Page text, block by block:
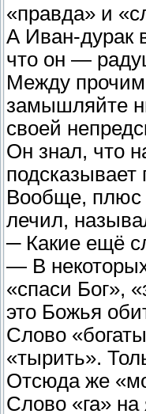
«правда» и
А Иван-дурак
что он —
Между
замышляйте
своей
Он знал, что
Вообще, плюс
лечил,
─ Какие ещё
— В
«спаси Бог»,
это Божья
Слово
«тырить».
Отсюда же
Слово «га»